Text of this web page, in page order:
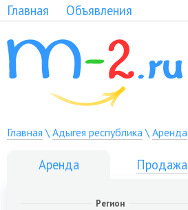
Главная Объявления
Главная \ Адыгея республика\ Аренда
Аренда Продажа
Регион